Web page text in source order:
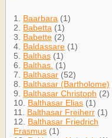
1. Baarbara (1)
2. Babetta (1)
3. Babette (2)
4. Baldassare (1)
5. Balthas (1)
6. Balthas. (1)
7. Balthasar (52)
8. Balthasar (Bartholome)
9. Balthasar Christoph (2)
10. Balthasar Elias (1)
11. Balthasar Freiherr (1)
12. Balthasar Friedrich
Erasmus (1)